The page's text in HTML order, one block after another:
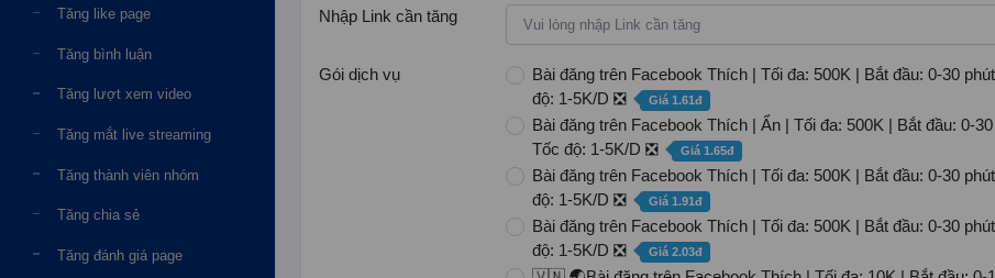
Tăng like page
Tăng bình luận
Tăng lượt xem video
Tăng mắt live streaming
Tăng thành viên nhóm
Tăng chia sẻ
Tăng đánh giá page
Nhập Link cần tăng
Gói dịch vụ
Bài đăng trên Facebook Thích | Tối đa: 500K | Bắt đầu: 0-30
độ: 1-5K/D ❎
Giá 1.61đ
Bài đăng trên Facebook Thích | Ẩn | Tối đa: 500K | Bắt đầu: 0-
Tốc độ: 1-5K/D ❎
Giá 1.65đ
Bài đăng trên Facebook Thích | Tối đa: 500K | Bắt đầu: 0-30
độ: 1-5K/D ❎
Giá 1.91đ
Bài đăng trên Facebook Thích | Tối đa: 500K | Bắt đầu: 0-30
độ: 1-5K/D ❎
Giá 2.03đ